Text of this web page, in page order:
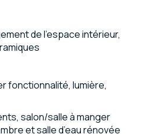
de l’espace intérieur,
fonctionnalité, lumière,
salon/salle à manger
et salle d’eau rénovée